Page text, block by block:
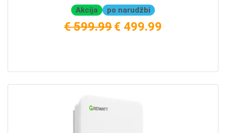
Akcija po narudžbi
€ 599.99€ 499.99